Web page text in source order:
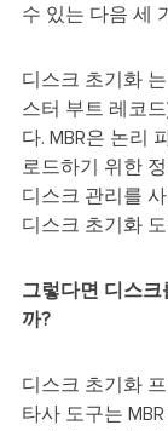
수 있는 다음 세
디스크 초기화
스터 부트 레코
다. MBR은 논리
로드하기 위한
디스크 관리를
디스크 초기화
그렇다면 디스크
까?
디스크 초기화
타사 도구는